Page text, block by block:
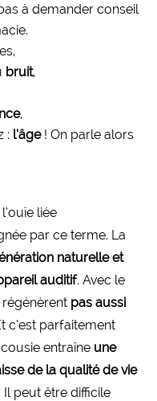
à demander conseil
bruit,
,
: l’âge ! On parle alors
liée
par ce terme. La
naturelle et
auditif. Avec le
régénèrent pas aussi
c’est parfaitement
entraîne une
de la qualité de vie
Il peut être difficile